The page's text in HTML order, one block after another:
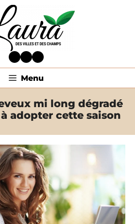
Facebook Twitter LinkedIn
Menu
mi long dégradé
à adopter cette saison